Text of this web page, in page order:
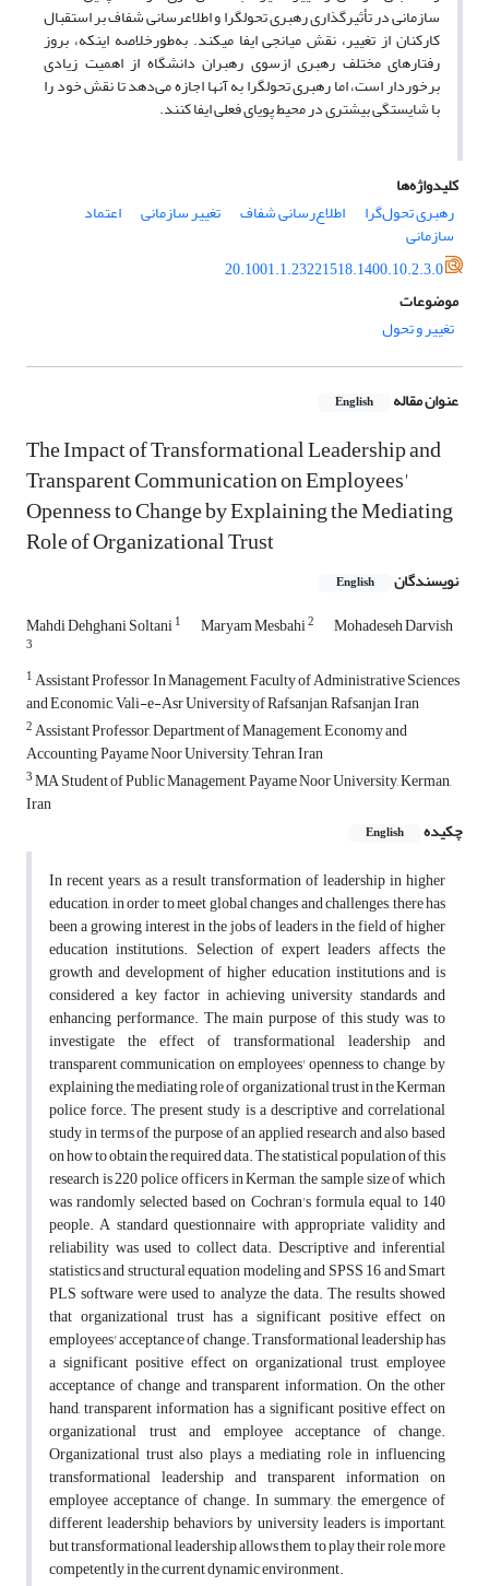
سازمانی در تأثیرگذاری رهبری تحول­گرا و اطلاع­رسانی شفاف بر استقبال
کارکنان از تغییر، نقش میانجی ایفا می­کند. به‌طورخلاصه اینکه، بروز
رفتارهای مختلف رهبری ازسوی رهبران دانشگاه از اهمیت زیادی
برخوردار است، اما رهبری تحول­گرا به آنها اجازه می‌دهد تا نقش خود را
با شایستگی بیشتری در محیط پویای فعلی ایفا کنند.
کلیدواژه‌ها
رهبری تحول‌گرا
اطلاع‌رسانی شفاف تغییر سازمانی اعتماد
سازمانی
20.1001.1.23221518.1400.10.2.3.0
موضوعات
تغییر و تحول
عنوان مقاله English
The Impact of Transformational Leadership and
Transparent Communication on Employees'
Openness to Change by Explaining the Mediating
Role of Organizational Trust
نویسندگان English
Mahdi Dehghani Soltani1 Maryam Mesbahi2 Mohadeseh Darvish
3
1Assistant Professor, In Management, Faculty of Administrative Sciences
and Economic, Vali-e-Asr University of Rafsanjan, Rafsanjan, Iran
2Assistant Professor, Department of Management, Economy and
Accounting, Payame Noor University, Tehran, Iran
3MA Student of Public Management, Payame Noor University, Kerman,
Iran
چکیده
English
In recent years, as a result transformation of leadership in higher
education, in order to meet global changes and challenges, there has
been a growing interest in the jobs of leaders in the field of higher
education institutions. Selection of expert leaders affects the
growth and development of higher education institutions and is
considered a key factor in achieving university standards and
enhancing performance. The main purpose of this study was to
investigate the effect of transformational leadership and
transparent communication on employees' openness to change, by
explaining the mediating role of organizational trust in the Kerman
police force. The present study is a descriptive and correlational
study in terms of the purpose of an applied research and also based
on how to obtain the required data. The statistical population of this
research is 220 police officers in Kerman, the sample size of which
was randomly selected based on Cochran's formula equal to 140
people. A standard questionnaire with appropriate validity and
reliability was used to collect data. Descriptive and inferential
statistics and structural equation modeling and SPSS 16 and Smart
PLS software were used to analyze the data. The results showed
that organizational trust has a significant positive effect on
employees' acceptance of change. Transformational leadership has
a significant positive effect on organizational trust, employee
acceptance of change and transparent information. On the other
hand, transparent information has a significant positive effect on
organizational trust and employee acceptance of change.
Organizational trust also plays a mediating role in influencing
transformational leadership and transparent information on
employee acceptance of change. In summary, the emergence of
different leadership behaviors by university leaders is important,
but transformational leadership allows them to play their role more
competently in the current dynamic environment.